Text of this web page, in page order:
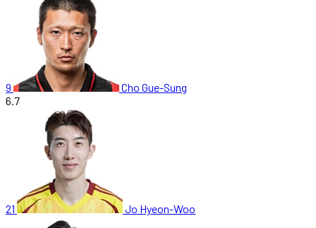
9
Cho Gue-Sung
6.7
21 Jo Hyeon-Woo